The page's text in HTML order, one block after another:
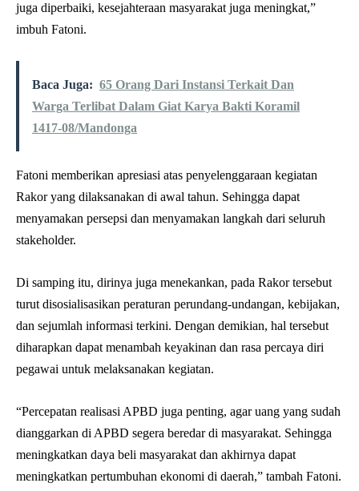
juga diperbaiki, kesejahteraan masyarakat juga meningkat,”
imbuh Fatoni.
Baca Juga: 65 Orang Dari Instansi Terkait Dan
Warga Terlibat Dalam Giat Karya Bakti Koramil
1417-08/Mandonga
Fatoni memberikan apresiasi atas penyelenggaraan kegiatan
Rakor yang dilaksanakan di awal tahun. Sehingga dapat
menyamakan persepsi dan menyamakan langkah dari seluruh
stakeholder.
Di samping itu, dirinya juga menekankan, pada Rakor tersebut
turut disosialisasikan peraturan perundang-undangan, kebijakan,
dan sejumlah informasi terkini. Dengan demikian, hal tersebut
diharapkan dapat menambah keyakinan dan rasa percaya diri
pegawai untuk melaksanakan kegiatan.
“Percepatan realisasi APBD juga penting, agar uang yang sudah
dianggarkan di APBD segera beredar di masyarakat. Sehingga
meningkatkan daya beli masyarakat dan akhirnya dapat
meningkatkan pertumbuhan ekonomi di daerah,” tambah Fatoni.